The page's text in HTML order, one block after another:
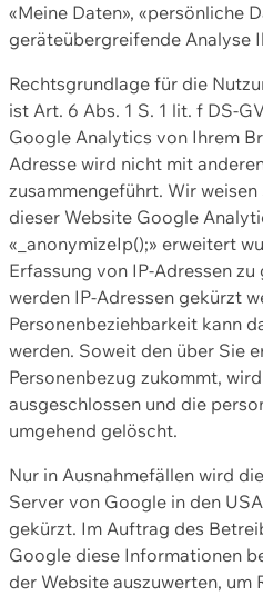
«Meine Daten», «persönliche
geräteübergreifende Analyse
Rechtsgrundlage für die
ist Art. 6 Abs. 1 S. 1 lit. f DS-
Google Analytics von Ihrem
Adresse wird nicht mit
zusammengeführt. Wir
dieser Website Google
«_anonymizeIp();» erweitert
Erfassung von IP-Adressen
werden IP-Adressen gekürzt
Personenbeziehbarkeit kann
werden. Soweit den über Sie
Personenbezug zukommt,
ausgeschlossen und die
umgehend gelöscht.
Nur in Ausnahmefällen wird
Server von Google in den
gekürzt. Im Auftrag des
Google diese Informationen
der Website auszuwerten, um